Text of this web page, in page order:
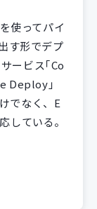
使ってパイ
す形でデプ
ービス｢Co
Deploy｣
でなく、E
している。